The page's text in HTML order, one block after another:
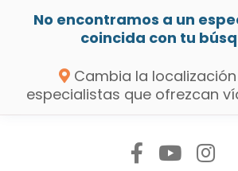
No encontramos a un
coincida con tu
Cambia la
especialistas que ofrezcan